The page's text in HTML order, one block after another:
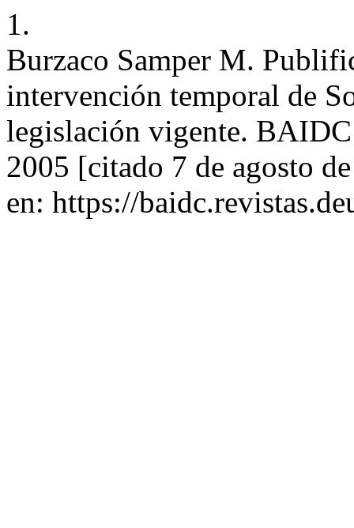
1.
Burzaco Samper M.
intervención temporal de
legislación vigente.
2005 [citado 7 de agosto
en: https://